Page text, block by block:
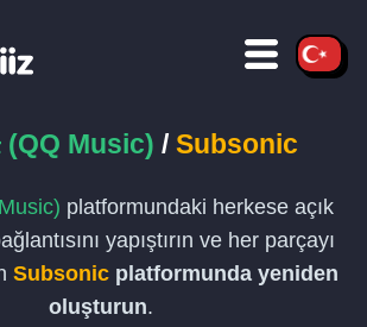
(QQ Music) / Subsonic
platformundaki herkese açık
yapıştırın ve her parçayı
Subsonic platformunda yeniden
oluşturun.